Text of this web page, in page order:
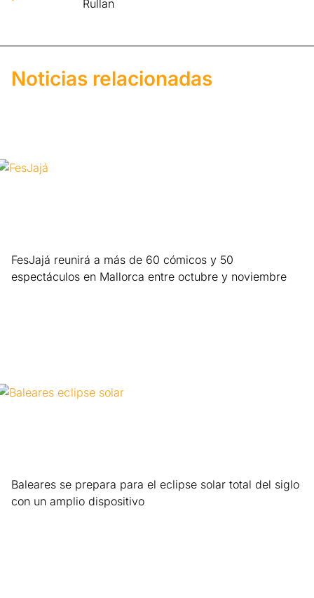
Rullan
Noticias relacionadas
FesJajá reunirá a más de 60 cómicos y 50
espectáculos en Mallorca entre octubre y noviembre
Baleares se prepara para el eclipse solar total del siglo
con un amplio dispositivo